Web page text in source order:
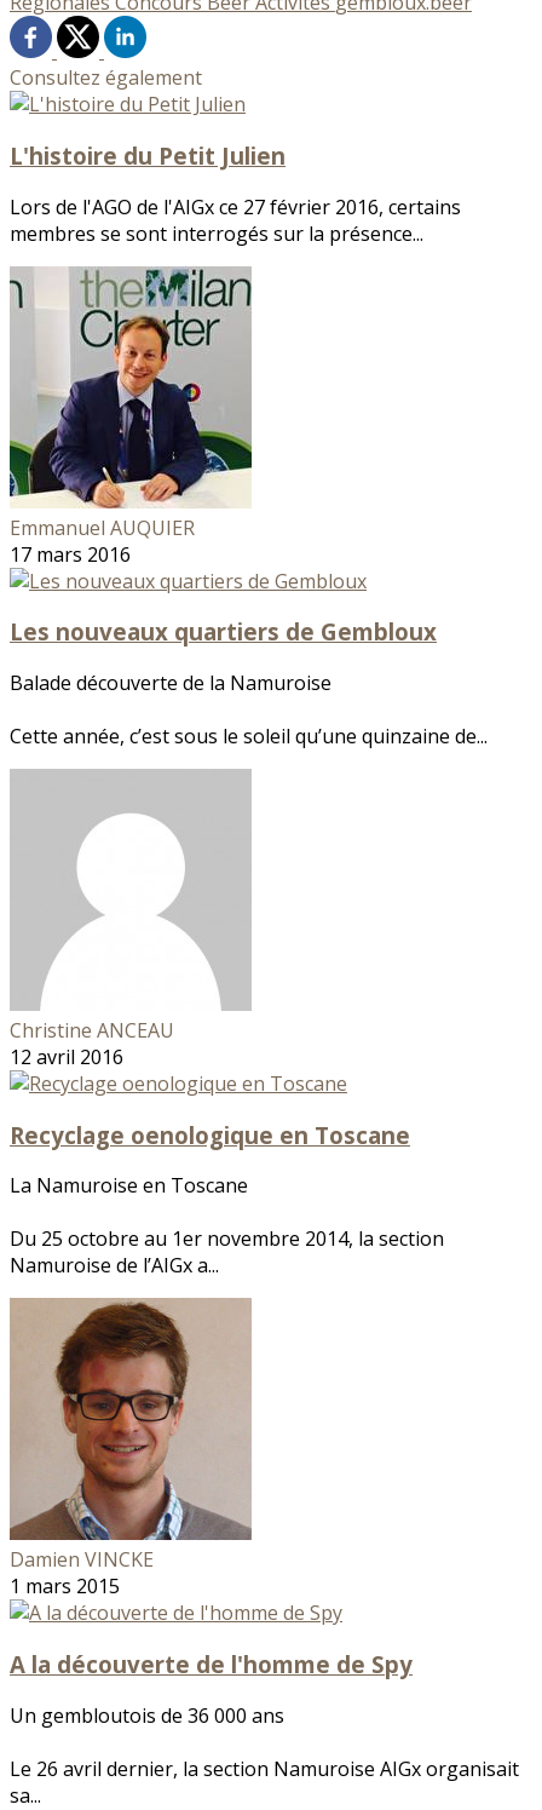
Consultez également
L'histoire du Petit Julien
Lors de l'AGO de l'AIGx ce 27 février 2016, certains
membres se sont interrogés sur la présence...
Emmanuel AUQUIER
17 mars 2016
Les nouveaux quartiers de Gembloux
Balade découverte de la Namuroise
Cette année, c’est sous le soleil qu’une quinzaine de...
Christine ANCEAU
12 avril 2016
Recyclage oenologique en Toscane
La Namuroise en Toscane
Du 25 octobre au 1er novembre 2014, la section
Namuroise de l’AIGx a...
Damien VINCKE
1 mars 2015
A la découverte de l'homme de Spy
Un gembloutois de 36 000 ans
Le 26 avril dernier, la section Namuroise AIGx organisait
sa...